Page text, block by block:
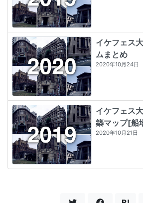
イケフェス
ムまとめ
2020年10月24日
イケフェス
築マップ[船
2020年10月21日